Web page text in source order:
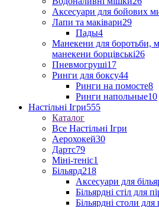
Аксесуари для бойових
Лапи та маківари29
Пады4
Манекени для
манекени борцівські26
Пневмогруші17
Ринги для боксу44
Ринги на помосте8
Ринги напольные10
Настільні Ігри555
Каталог
Все Настільні Ігри
Аерохокей30
Дартс79
Міні-теніс1
Більярд218
Аксесуари для
Більярдні стіл для
Більярдні столи